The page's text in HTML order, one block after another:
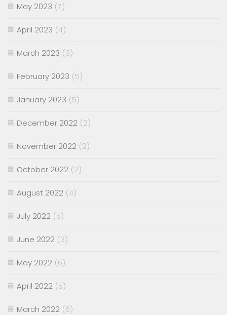
May 2023 (7)
April 2023 (4)
March 2023 (3)
February 2023 (5)
January 2023 (5)
December 2022 (2)
November 2022 (2)
October 2022 (2)
August 2022 (4)
July 2022 (5)
June 2022 (3)
May 2022 (6)
April 2022 (5)
March 2022 (6)